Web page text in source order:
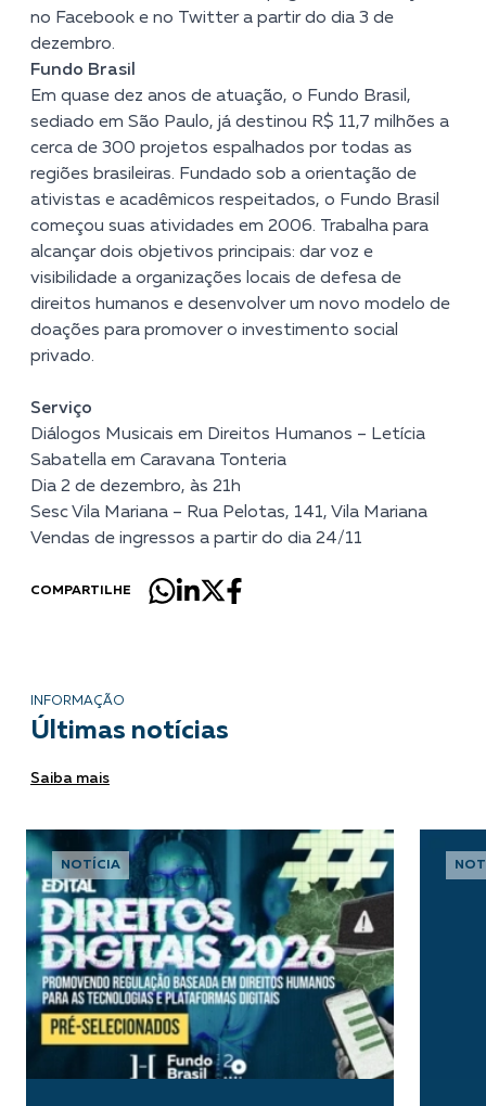
no Facebook e no Twittera partir do dia 3 de
dezembro.
Fundo Brasil
Em quase dez anos de atuação, o Fundo Brasil,
sediado em São Paulo, já destinou R$ 11,7 milhões a
cerca de 300 projetos espalhados por todas as
regiões brasileiras. Fundado sob a orientação de
ativistas e acadêmicos respeitados, o Fundo Brasil
começou suas atividades em 2006. Trabalha para
alcançar dois objetivos principais: dar voz e
visibilidade a organizações locais de defesa de
direitos humanos e desenvolver um novo modelo de
doações para promover o investimento social
privado.
Serviço
Diálogos Musicais em Direitos Humanos – Letícia
Sabatella em Caravana Tonteria
Dia 2 de dezembro, às 21h
Sesc Vila Mariana – Rua Pelotas, 141, Vila Mariana
Vendas de ingressos a partir do dia 24/11
COMPARTILHE
INFORMAÇÃO
Últimas notícias
Saiba mais
NOTÍCIA